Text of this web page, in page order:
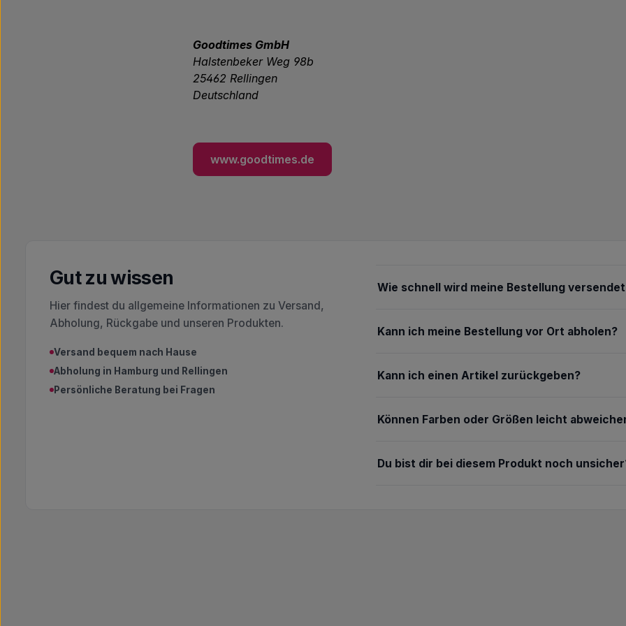
Goodtimes GmbH
Halstenbeker Weg 98b
25462 Rellingen
Deutschland
www.goodtimes.de
Gut zu wissen
Hier findest du allgemeine Informationen zu Versand,
Abholung, Rückgabe und unseren Produkten.
Versand bequem nach Hause
Abholung in Hamburg und Rellingen
Persönliche Beratung bei Fragen
Wie schnell wird meine Bestellung
Kann ich meine Bestellung vor Ort abholen?
Kann ich einen Artikel zurückgeben?
Können Farben oder Größen leicht
Du bist dir bei diesem Produkt noch